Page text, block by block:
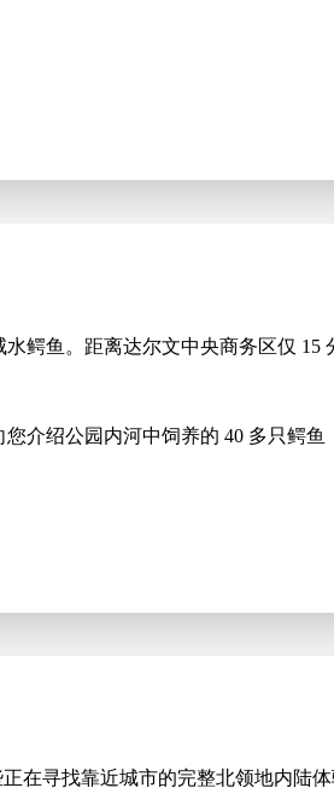
鳄鱼。距离达尔文中央商务区仅 15
介绍公园内河中饲养的 40 多只鳄
在寻找靠近城市的完整北领地内陆体